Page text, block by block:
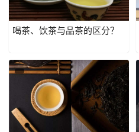
喝茶、饮茶与品茶的区分？